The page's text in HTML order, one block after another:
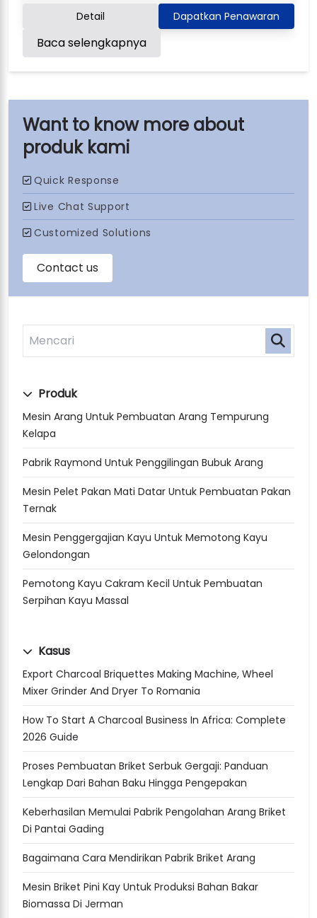
produk kami
Produk
Mesin Arang Untuk Pembuatan Arang Tempurung
Kelapa
Pabrik Raymond Untuk Penggilingan Bubuk Arang
Mesin Pelet Pakan Mati Datar Untuk Pembuatan Pakan
Ternak
Mesin Penggergajian Kayu Untuk Memotong Kayu
Gelondongan
Pemotong Kayu Cakram Kecil Untuk Pembuatan
Serpihan Kayu Massal
Kasus
Export Charcoal Briquettes Making Machine, Wheel
Mixer Grinder And Dryer To Romania
How To Start A Charcoal Business In Africa: Complete
2026 Guide
Proses Pembuatan Briket Serbuk Gergaji: Panduan
Lengkap Dari Bahan Baku Hingga Pengepakan
Keberhasilan Memulai Pabrik Pengolahan Arang Briket
Di Pantai Gading
Bagaimana Cara Mendirikan Pabrik Briket Arang
Mesin Briket Pini Kay Untuk Produksi Bahan Bakar
Biomassa Di Jerman
Detail Dapatkan Penawaran
Baca selengkapnya